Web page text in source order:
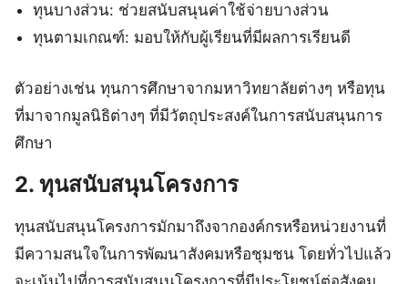
ทุนบางส่วน: ช่วยสนับสนุนค่าใช้จ่ายบางส่วน
ทุนตามเกณฑ์: มอบให้กับผู้เรียนที่มีผลการเรียนดี
ตัวอย่างเช่น ทุนการศึกษาจากมหาวิทยาลัยต่างๆ หรือทุน
ที่มาจากมูลนิธิต่างๆ ที่มีวัตถุประสงค์ในการสนับสนุนการ
ศึกษา
2. ทุนสนับสนุนโครงการ
ทุนสนับสนุนโครงการมักมาถึงจากองค์กรหรือหน่วยงานที่
มีความสนใจในการพัฒนาสังคมหรือชุมชน โดยทั่วไปแล้ว